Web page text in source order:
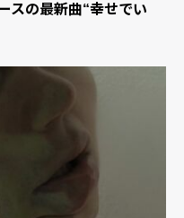
スの最新曲“幸せでい